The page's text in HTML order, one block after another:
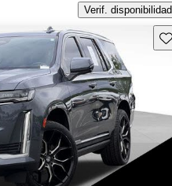
Verif. disponibilidad